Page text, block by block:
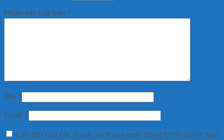
Nhận xét của bạn *
Tên *
Email *
Lưu tên của tôi, email, và trang web trong trình duyệt này